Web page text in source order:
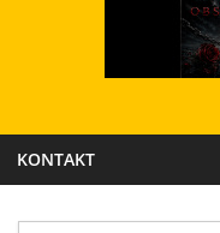
KONTAKT